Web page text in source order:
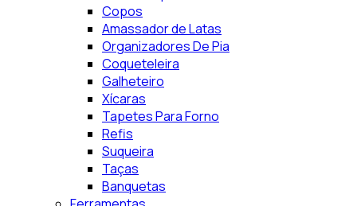
Copos
Amassador de Latas
Organizadores De Pia
Coqueteleira
Galheteiro
Xícaras
Tapetes Para Forno
Refis
Suqueira
Taças
Banquetas